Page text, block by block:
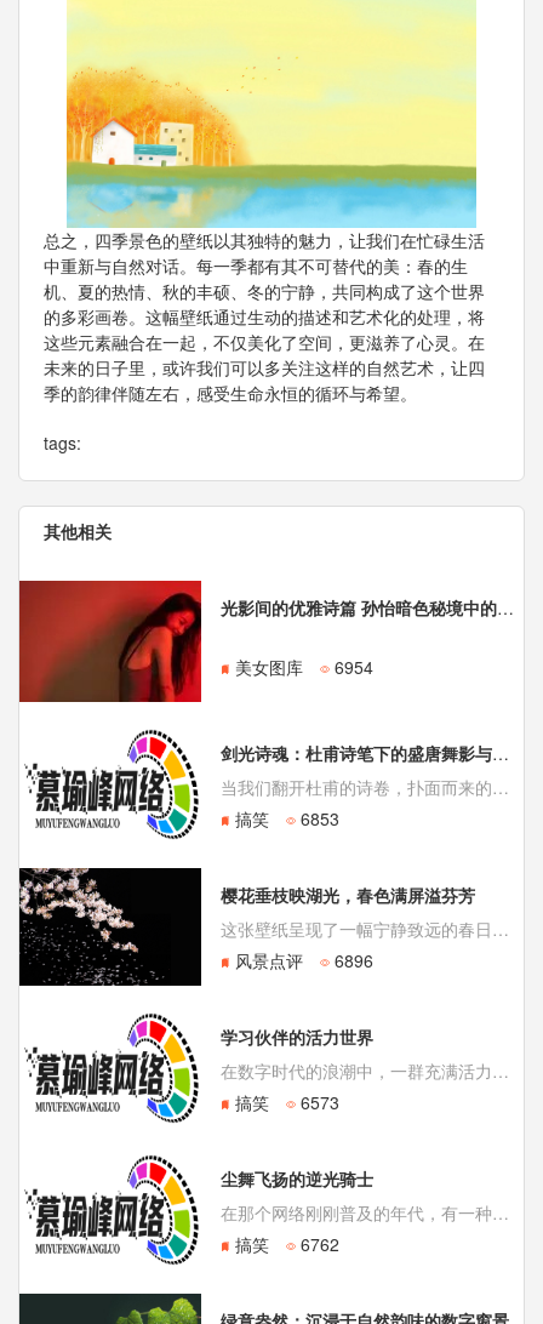
总之，四季景色的壁纸以其独特的魅力，让我们在忙碌生活
中重新与自然对话。每一季都有其不可替代的美：春的生
机、夏的热情、秋的丰硕、冬的宁静，共同构成了这个世界
的多彩画卷。这幅壁纸通过生动的描述和艺术化的处理，将
这些元素融合在一起，不仅美化了空间，更滋养了心灵。在
未来的日子里，或许我们可以多关注这样的自然艺术，让四
季的韵律伴随左右，感受生命永恒的循环与希望。
tags:
其他相关
光影间的优雅诗篇 孙怡暗色秘境中的时尚演绎
美女图库 6954
剑光诗魂：杜甫诗笔下的盛唐舞影与时代风骨
当我们翻开杜甫的诗卷，扑面而来的不仅是“朱门酒肉臭，路有冻死骨”的沉郁顿挫，也不只是“安得广厦千万间”的悲天悯人。在那些彪炳史册的文字深处，还跃动着一抹别样的、充满力量与韵律的身影——那是盛唐的舞蹈，是穿透纸背的生命律动。诗、乐、舞，在中国古代从来是血脉相连的一体。《毛诗序》
搞笑
6853
樱花垂枝映湖光，春色满屏溢芬芳
这张壁纸呈现了一幅宁静致远的春日画卷。画面中，盛开的樱花枝条从一侧柔和地延伸而出，花瓣细腻柔软，仿佛触手可及。它们映衬着下方平静如镜的湖泊与远处连绵的淡雅山峦。整个画面构图层次丰富，色彩柔和，粉白色的樱花与青绿色的山水交织，营造出一种空灵、静谧而又充满生命力的独特氛围，不仅适合作为桌面壁纸，更能为观
风景点评
6896
学习伙伴的活力世界
在数字时代的浪潮中，一群充满活力的“学习伙伴”悄然走进了我们的生活。他们并非真人，却以其独特的卡通形象和生动表情，成为了无数人书桌前的精神密友，为学习这件有时略显枯燥的事，注入了满满的动力与乐趣。从“学习使我快乐”的自我激励，到“撸起袖子加油干”的行动号召，这些形象用最直观的方式，诠释着当代学习者的
搞笑
6573
尘舞飞扬的逆光骑士
在那个网络刚刚普及的年代，有一种文化现象如同野火般席卷了中国的小城街道与网吧角落——它被称为“杀马特”。这个词汇源自英文“smart”的音译，却被赋予了一种截然不同的美学内涵。当我们今天重新凝视那张动图：一个顶着彩色爆炸头的青年在夕阳背景下忘情舞动，空气中仿佛能闻到尘土与发胶混合的独特气
搞笑
6762